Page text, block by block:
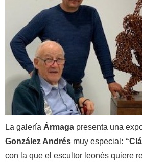
La galería Ármaga presenta una
González Andrés muy especial:
con la que el escultor leonés quiere